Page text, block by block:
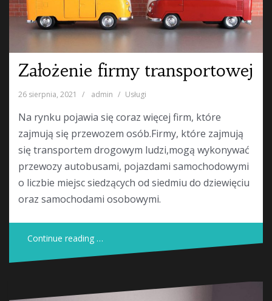
Założenie firmy transportowej
26 sierpnia, 2021 admin Usługi
Na rynku pojawia się coraz więcej firm, które
zajmują się przewozem osób.Firmy, które zajmują
się transportem drogowym ludzi,mogą wykonywać
przewozy autobusami, pojazdami samochodowymi
o liczbie miejsc siedzących od siedmiu do dziewięciu
oraz samochodami osobowymi.
Continue reading …